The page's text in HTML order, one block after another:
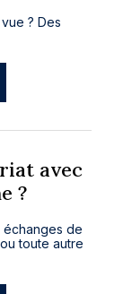
? Des
avec
?
échanges de
toute autre